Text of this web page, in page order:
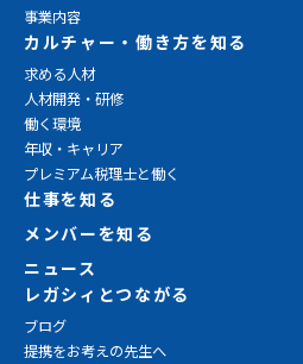
事業内容
カルチャー・働き方を知る
求める人材
人材開発・研修
働く環境
年収・キャリア
プレミアム税理士と働く
仕事を知る
メンバーを知る
ニュース
レガシィとつながる
ブログ
提携をお考えの先生へ